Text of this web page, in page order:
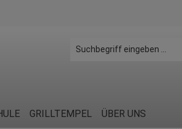
GRILLTEMPEL ÜBER UNS